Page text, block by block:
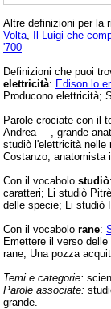
Altre definizioni per la
Volta Il Luigi che
'700
Definizioni che puoi
elettricità: Edison lo
Producono elettricità;
Parole crociate con il
Andrea __, grande
studiò l'elettricità nelle
Costanzo, anatomista
Con il vocabolo studiò:
caratteri; Li studiò
delle specie; Li studiò
Con il vocabolo rane:
Emettere il verso
rane; Una pozza
Temi e categorie:
Parole associate:
grande.